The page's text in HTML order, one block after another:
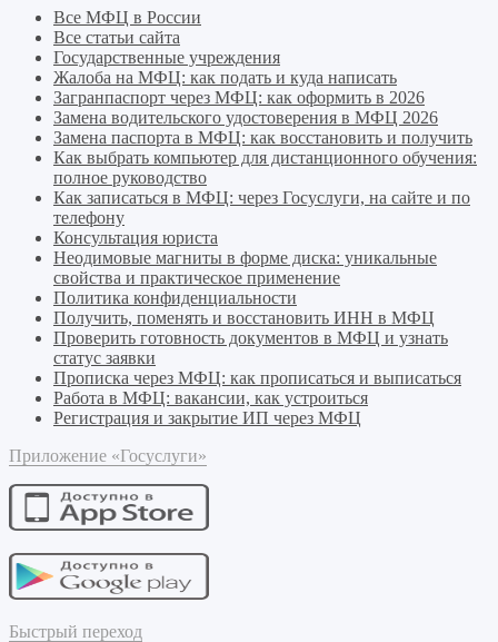
Все МФЦ в России
Все статьи сайта
Государственные учреждения
Жалоба на МФЦ: как подать и куда написать
Загранпаспорт через МФЦ: как оформить в 2026
Замена водительского удостоверения в МФЦ 2026
Замена паспорта в МФЦ: как восстановить и получить
Как выбрать компьютер для дистанционного обучения:
полное руководство
Как записаться в МФЦ: через Госуслуги, на сайте и по
телефону
Консультация юриста
Неодимовые магниты в форме диска: уникальные
свойства и практическое применение
Политика конфиденциальности
Получить, поменять и восстановить ИНН в МФЦ
Проверить готовность документов в МФЦ и узнать
статус заявки
Прописка через МФЦ: как прописаться и выписаться
Работа в МФЦ: вакансии, как устроиться
Регистрация и закрытие ИП через МФЦ
Приложение «Госуслуги»
Быстрый переход